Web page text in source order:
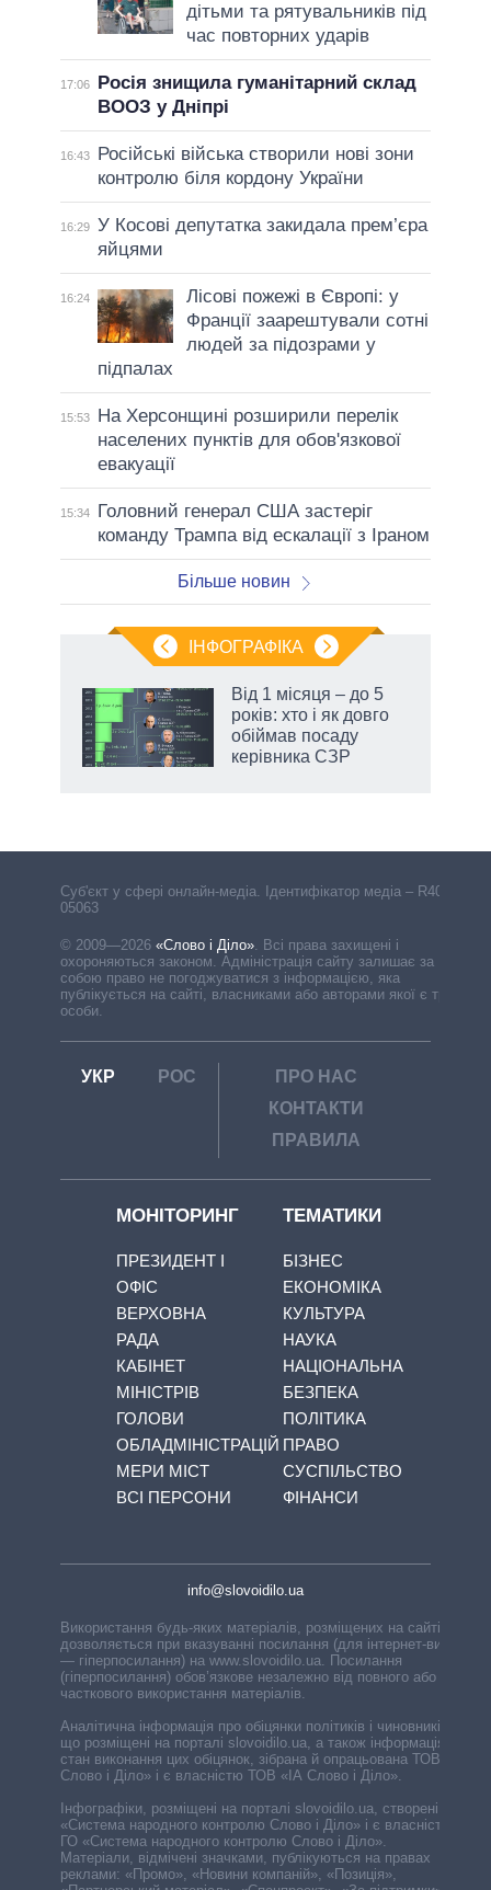
дітьми та рятувальників під
час повторних ударів
17:06
Росія знищила гуманітарний склад
ВООЗ у Дніпрі
16:43
Російські війська створили нові зони
контролю біля кордону України
16:29 У Косові депутатка закидала прем’єра
яйцями
16:24
Лісові пожежі в Європі: у
Франції заарештували сотні
людей за підозрами у
підпалах
15:53
На Херсонщині розширили перелік
населених пунктів для обов'язкової
евакуації
15:34
Головний генерал США застеріг
команду Трампа від ескалації з Іраном
Більше новин
ІНФОГРАФІКА
Від 1 місяця – до 5
років: хто і як довго
обіймав посаду
керівника СЗР
Cуб'єкт у сфері онлайн-медіа. Ідентифікатор медіа – R40-
05063
© 2009—2026 «Слово і Діло». Всі права захищені і
охороняються законом. Адміністрація сайту залишає за
собою право не погоджуватися з інформацією, яка
публікується на сайті, власниками або авторами якої є треті
особи.
УКР РОС
ПРО НАС
КОНТАКТИ
ПРАВИЛА
МОНІТОРИНГ
ПРЕЗИДЕНТ І
ОФІС
ВЕРХОВНА
РАДА
КАБІНЕТ
МІНІСТРІВ
ГОЛОВИ
ОБЛАДМІНІСТРАЦІЙ
МЕРИ МІСТ
ВСІ ПЕРСОНИ
ТЕМАТИКИ
БІЗНЕС
ЕКОНОМІКА
КУЛЬТУРА
НАУКА
НАЦІОНАЛЬНА
БЕЗПЕКА
ПОЛІТИКА
ПРАВО
СУСПІЛЬСТВО
ФІНАНСИ
info@slovoidilo.ua
Використання будь-яких матеріалів, розміщених на сайті,
дозволяється при вказуванні посилання (для інтернет-видань
— гіперпосилання) на www.slovoidilo.ua. Посилання
(гіперпосилання) обов’язкове незалежно від повного або
часткового використання матеріалів.
Аналітична інформація про обіцянки політиків і чиновників,
що розміщені на порталі slovoidilo.ua, а також інформація про
стан виконання цих обіцянок, зібрана й опрацьована ТОВ «ІА
Слово і Діло» і є власністю ТОВ «ІА Слово і Діло».
Інфографіки, розміщені на порталі slovoidilo.ua, створені ГО
«Система народного контролю Слово і Діло» і є власністю
ГО «Система народного контролю Слово і Діло».
Матеріали, відмічені значками, публікуються на правах
реклами: «Промо», «Новини компаній», «Позиція»,